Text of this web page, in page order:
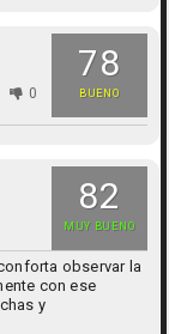
78
BUENO
0
82
MUY BUENO
observar la
con ese
y